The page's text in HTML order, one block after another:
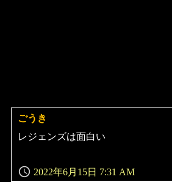
ごうき
よ
り:
2022年6月15日 7:31 AM
レジェンズは面白い